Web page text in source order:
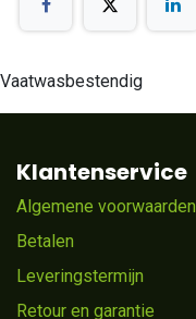
Vaatwasbestendig
Klantenservice
Algemene voorwaarden
Betalen
Leveringstermijn
Retour en garantie